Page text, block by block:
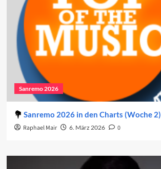
Sanremo 2026
Sanremo 2026 in den Charts (Woche 2)
Raphael Mair 6. März 2026 0